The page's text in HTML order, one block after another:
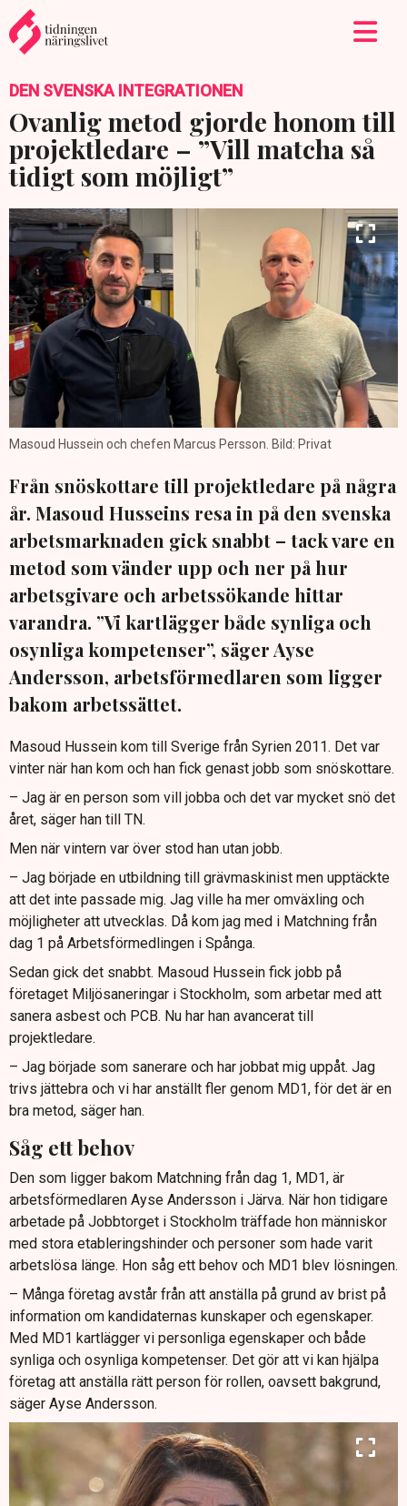
DEN SVENSKA INTEGRATIONEN
Ovanlig metod gjorde honom till
projektledare – ”Vill matcha så
tidigt som möjligt”
Masoud Hussein och chefen Marcus Persson. Bild: Privat
Från snöskottare till projektledare på några
år. Masoud Husseins resa in på den svenska
arbetsmarknaden gick snabbt – tack vare en
metod som vänder upp och ner på hur
arbetsgivare och arbetssökande hittar
varandra. ”Vi kartlägger både synliga och
osynliga kompetenser”, säger Ayse
Andersson, arbetsförmedlaren som ligger
bakom arbetssättet.
Masoud Hussein kom till Sverige från Syrien 2011. Det var
vinter när han kom och han fick genast jobb som snöskottare.
– Jag är en person som vill jobba och det var mycket snö det
året, säger han till TN.
Men när vintern var över stod han utan jobb.
– Jag började en utbildning till grävmaskinist men upptäckte
att det inte passade mig. Jag ville ha mer omväxling och
möjligheter att utvecklas. Då kom jag med i Matchning från
dag 1 på Arbetsförmedlingen i Spånga.
Sedan gick det snabbt. Masoud Hussein fick jobb på
företaget Miljösaneringar i Stockholm, som arbetar med att
sanera asbest och PCB. Nu har han avancerat till
projektledare.
– Jag började som sanerare och har jobbat mig uppåt. Jag
trivs jättebra och vi har anställt fler genom MD1, för det är en
bra metod, säger han.
Såg ett behov
Den som ligger bakom Matchning från dag 1, MD1, är
arbetsförmedlaren Ayse Andersson i Järva. När hon tidigare
arbetade på Jobbtorget i Stockholm träffade hon människor
med stora etableringshinder och personer som hade varit
arbetslösa länge. Hon såg ett behov och MD1 blev lösningen.
– Många företag avstår från att anställa på grund av brist på
information om kandidaternas kunskaper och egenskaper.
Med MD1 kartlägger vi personliga egenskaper och både
synliga och osynliga kompetenser. Det gör att vi kan hjälpa
företag att anställa rätt person för rollen, oavsett bakgrund,
säger Ayse Andersson.